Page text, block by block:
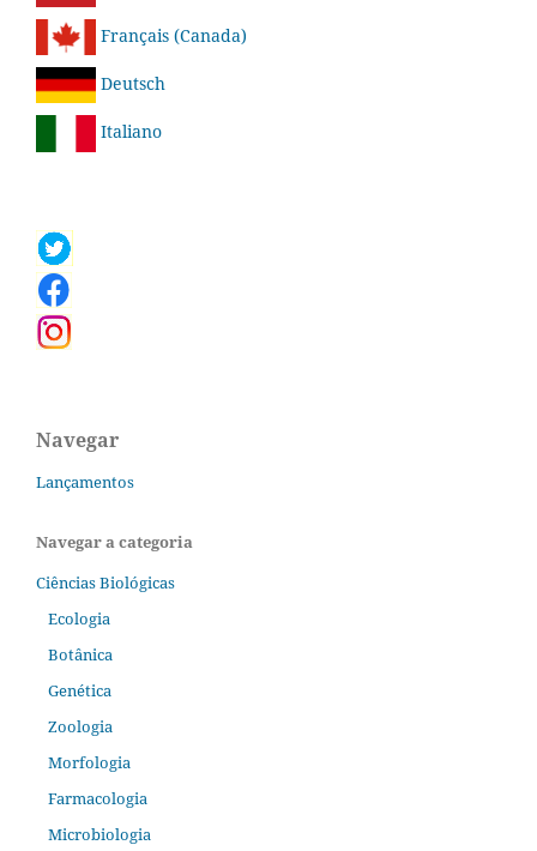
Français (Canada)
Deutsch
Italiano
Navegar
Lançamentos
Navegar a categoria
Ciências Biológicas
Ecologia
Botânica
Genética
Zoologia
Morfologia
Farmacologia
Microbiologia